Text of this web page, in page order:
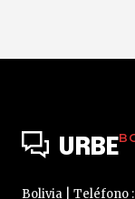
URBE
Bolivia | Teléfono :